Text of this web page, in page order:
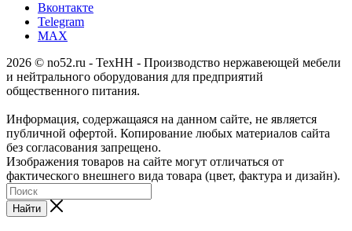
Вконтакте
Telegram
MAX
2026 © no52.ru - ТехНН - Производство нержавеющей мебели
и нейтрального оборудования для предприятий
общественного питания.
Информация, содержащаяся на данном сайте, не является
публичной офертой. Копирование любых материалов сайта
без согласования запрещено.
Изображения товаров на сайте могут отличаться от
фактического внешнего вида товара (цвет, фактура и дизайн).
Найти